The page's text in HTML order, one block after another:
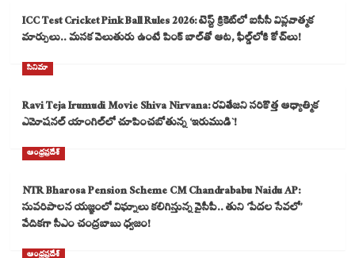
ICC Test Cricket Pink Ball Rules 2026: టెస్ట్ క్రికెట్‌లో ఐసీసీ విప్లవాత్మక
మార్పులు.. మసక వెలుతురు ఉంటే పింక్ బాల్‌తో ఆట, ఫీల్డ్‌లోకి కోచ్‌లు!
సినిమా
Ravi Teja Irumudi Movie Shiva Nirvana: రవితేజని సరికొత్త ఆధ్యాత్మిక
ఎమోషనల్ యాంగిల్‌లో చూపించబోతున్న ‘ఇరుముడి`!
ఆంధ్రప్రదేశ్
NTR Bharosa Pension Scheme CM Chandrababu Naidu AP:
సుపరిపాలన యజ్ఞంలో విఘ్నాలు కలిగిస్తున్న వైసీపీ.. తుని ‘పేదల సేవలో’
వేదికగా సీఎం చంద్రబాబు ధ్వజం!
ఆంధ్రప్రదేశ్